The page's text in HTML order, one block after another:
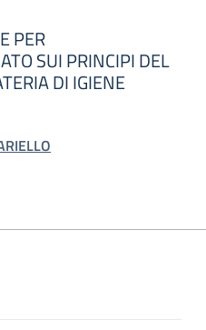
PER
SUI PRINCIPI DEL
DI IGIENE